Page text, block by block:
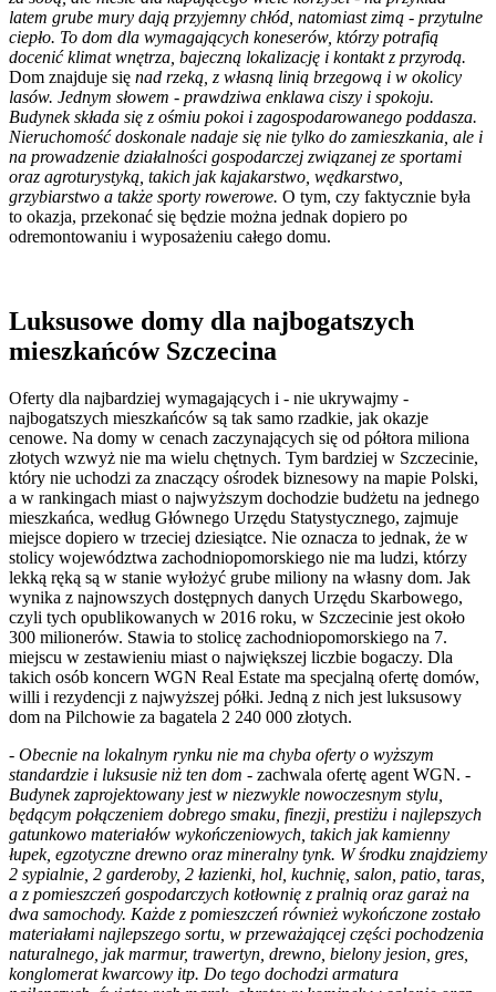
latem grube mury dają przyjemny chłód, natomiast zimą - przytulne
ciepło. To dom dla wymagających koneserów, którzy potrafią
docenić klimat wnętrza, bajeczną lokalizację i kontakt z przyrodą.
Dom znajduje się nad rzeką, z własną linią brzegową i w okolicy
lasów. Jednym słowem - prawdziwa enklawa ciszy i spokoju.
Budynek składa się z ośmiu pokoi i zagospodarowanego poddasza.
Nieruchomość doskonale nadaje się nie tylko do zamieszkania, ale i
na prowadzenie działalności gospodarczej związanej ze sportami
oraz agroturystyką, takich jak kajakarstwo, wędkarstwo,
grzybiarstwo a także sporty rowerowe. O tym, czy faktycznie była
to okazja, przekonać się będzie można jednak dopiero po
odremontowaniu i wyposażeniu całego domu.
Luksusowe domy dla najbogatszych
mieszkańców Szczecina
Oferty dla najbardziej wymagających i - nie ukrywajmy -
najbogatszych mieszkańców są tak samo rzadkie, jak okazje
cenowe. Na domy w cenach zaczynających się od półtora miliona
złotych wzwyż nie ma wielu chętnych. Tym bardziej w Szczecinie,
który nie uchodzi za znaczący ośrodek biznesowy na mapie Polski,
a w rankingach miast o najwyższym dochodzie budżetu na jednego
mieszkańca, według Głównego Urzędu Statystycznego, zajmuje
miejsce dopiero w trzeciej dziesiątce. Nie oznacza to jednak, że w
stolicy województwa zachodniopomorskiego nie ma ludzi, którzy
lekką ręką są w stanie wyłożyć grube miliony na własny dom. Jak
wynika z najnowszych dostępnych danych Urzędu Skarbowego,
czyli tych opublikowanych w 2016 roku, w Szczecinie jest około
300 milionerów. Stawia to stolicę zachodniopomorskiego na 7.
miejscu w zestawieniu miast o największej liczbie bogaczy. Dla
takich osób koncern WGN Real Estate ma specjalną ofertę domów,
willi i rezydencji z najwyższej półki. Jedną z nich jest luksusowy
dom na Pilchowie za bagatela 2 240 000 złotych.
- Obecnie na lokalnym rynku nie ma chyba oferty o wyższym
standardzie i luksusie niż ten dom - zachwala ofertę agent WGN. -
Budynek zaprojektowany jest w niezwykle nowoczesnym stylu,
będącym połączeniem dobrego smaku, finezji, prestiżu i najlepszych
gatunkowo materiałów wykończeniowych, takich jak kamienny
łupek, egzotyczne drewno oraz mineralny tynk. W środku znajdziemy
2 sypialnie, 2 garderoby, 2 łazienki, hol, kuchnię, salon, patio, taras,
a z pomieszczeń gospodarczych kotłownię z pralnią oraz garaż na
dwa samochody. Każde z pomieszczeń również wykończone zostało
materiałami najlepszego sortu, w przeważającej części pochodzenia
naturalnego, jak marmur, trawertyn, drewno, bielony jesion, gres,
konglomerat kwarcowy itp. Do tego dochodzi armatura